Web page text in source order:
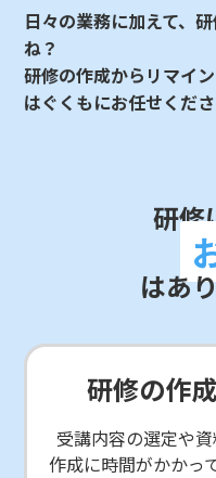
日々の業務に加えて、
ね？
研修の作成からリマイ
はぐくもにお任せくださ
研修
はあ
研修の作成
受講内容の選定や
作成に時間がかかっ